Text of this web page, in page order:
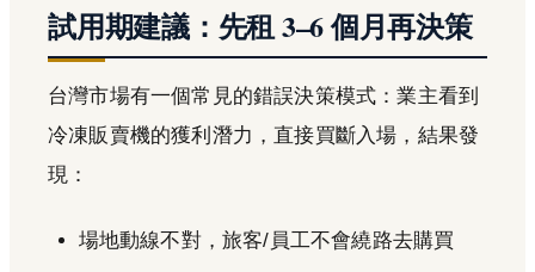
試用期建議：先租 3–6 個月再決策
台灣市場有一個常見的錯誤決策模式：業主看到
冷凍販賣機的獲利潛力，直接買斷入場，結果發
現：
場地動線不對，旅客/員工不會繞路去購買